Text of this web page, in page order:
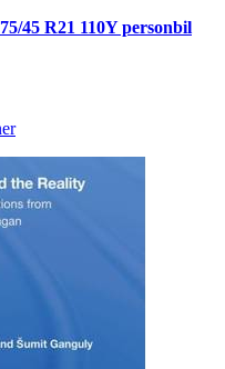
45 R21 110Y personbil